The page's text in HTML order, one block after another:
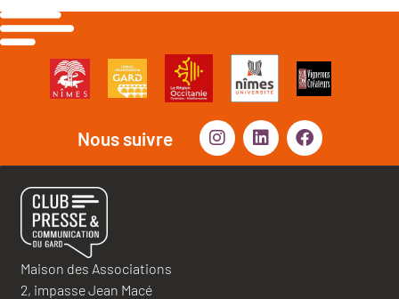
Nous suivre
Maison des Associations
2, impasse Jean Macé